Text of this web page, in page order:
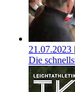
21.07.2023
Die